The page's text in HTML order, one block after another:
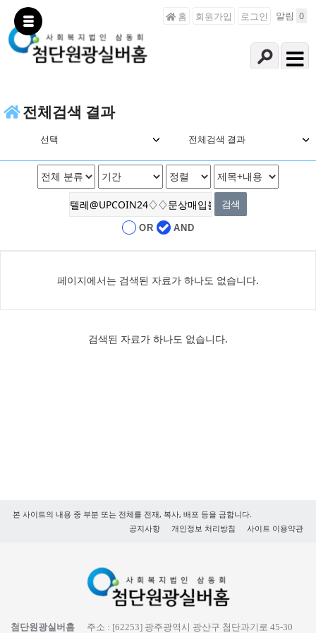
홈 회원가입 로그인 알림 0
전체검색 결과
전체검색 결과
선택
OR AND
페이지에서는 검색된 자료가 하나도 없습니다.
검색된 자료가 하나도 없습니다.
본 사이트의 내용 중 부분 또는 전체를 전재, 복사, 배포 등을 금합니다.
사이트 이용약관
개인정보 처리방침
공지사항
첨단원광실버홈 주소 : [62253] 광주광역시 광산구 첨단과기로 45-30